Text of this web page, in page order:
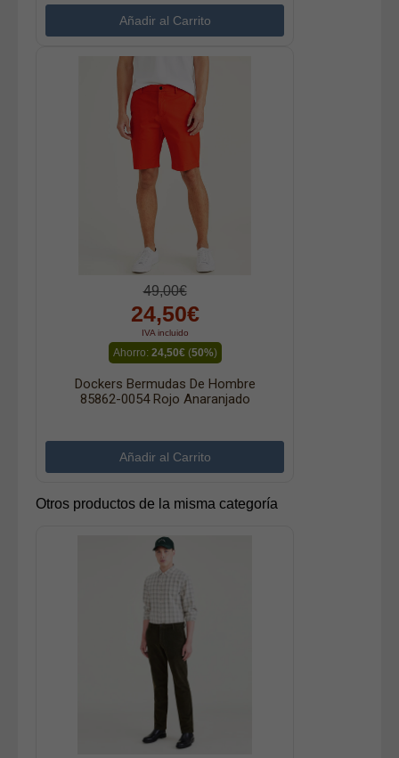
49,00€
24,50€
IVA incluido
Ahorro: 24,50€(50%)
Dockers Bermudas De Hombre
85862-0054 Rojo Anaranjado
Otros productos de la misma categoría